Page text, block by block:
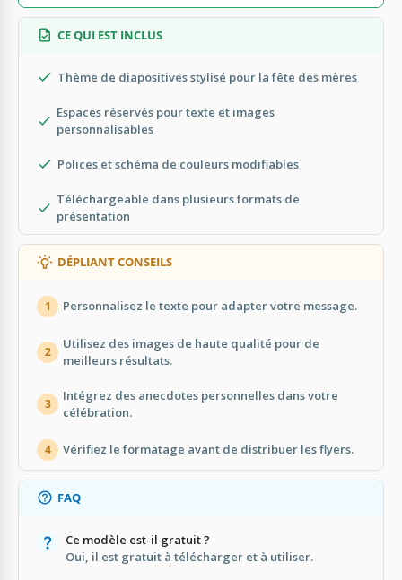
CE QUI EST INCLUS
Thème de diapositives stylisé pour la fête des mères
Espaces réservés pour texte et images
personnalisables
Polices et schéma de couleurs modifiables
Téléchargeable dans plusieurs formats de
présentation
DÉPLIANT CONSEILS
1 Personnalisez le texte pour adapter votre message.
2
Utilisez des images de haute qualité pour de
meilleurs résultats.
3
Intégrez des anecdotes personnelles dans votre
célébration.
4 Vérifiez le formatage avant de distribuer les flyers.
FAQ
Ce modèle est-il gratuit ?
Oui, il est gratuit à télécharger et à utiliser.